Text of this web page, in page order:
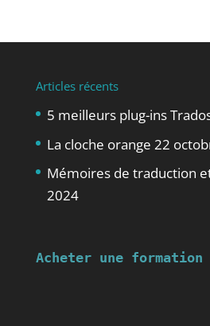
Articles récents
5 meilleurs plug-ins
La cloche orange 22
Mémoires de traduction
2024
Acheter une formation